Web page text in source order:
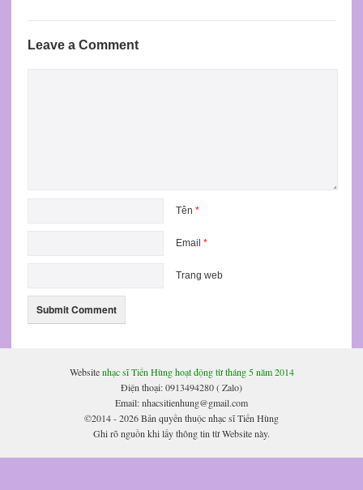
Leave a Comment
Tên *
Email *
Trang web
Websitenhạc sĩ Tiến Hùng hoạt động từ tháng 5 năm 2014
Điện thoại: 0913494280 ( Zalo)
Email: nhacsitienhung@gmail.com
©2014 - 2026 Bản quyền thuộc nhạc sĩ Tiến Hùng
Ghi rõ nguồn khi lấy thông tin từ Website này.